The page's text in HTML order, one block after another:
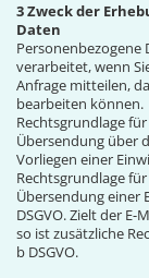
3 Zweck der
Daten
Personenbezogene
verarbeitet, wenn
Anfrage mitteilen,
bearbeiten können.
Rechtsgrundlage
Übersendung über
Vorliegen einer
Rechtsgrundlage
Übersendung einer
DSGVO. Zielt der
so ist zusätzliche
b DSGVO.